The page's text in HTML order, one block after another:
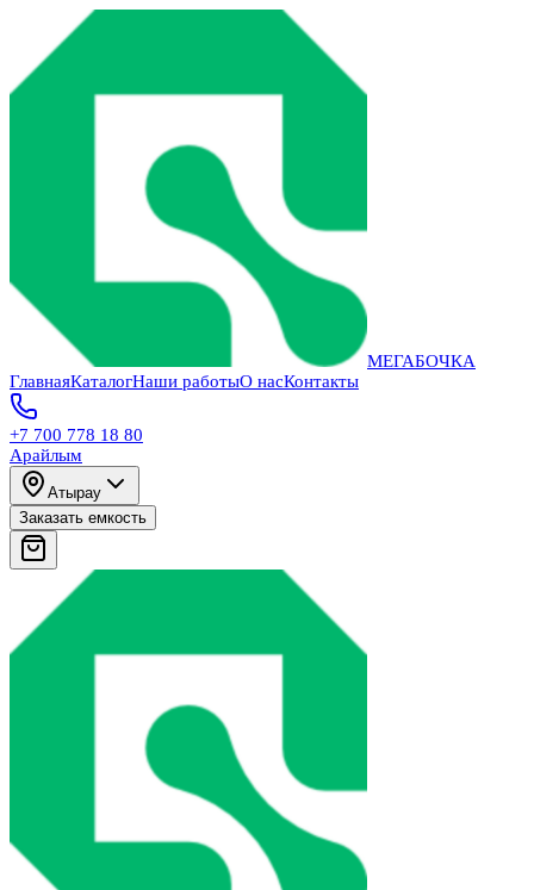
МЕГАБОЧКА
ГлавнаяКаталогНаши работыО насКонтакты
+7 700 778 18 80
Арайлым
Атырау
Заказать емкость